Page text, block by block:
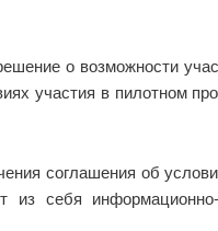
о возможности
участия в пилотном
соглашения об
из себя